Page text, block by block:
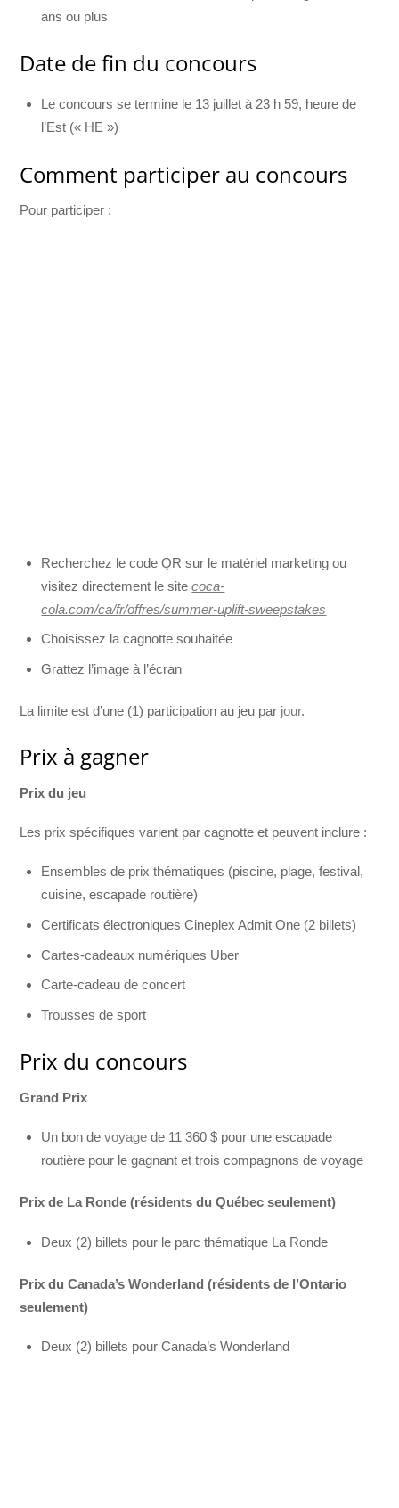
ans ou plus
Date de fin du concours
Le concours se termine le 13 juillet à 23 h 59, heure de
l’Est (« HE »)
Comment participer au concours
Pour participer :
Recherchez le code QR sur le matériel marketing ou
visitez directement le sitecoca-
cola.com/ca/fr/offres/summer-uplift-sweepstakes
Choisissez la cagnotte souhaitée
Grattez l’image à l’écran
La limite est d’une (1) participation au jeu par jour.
Prix à gagner
Prix du jeu
Les prix spécifiques varient par cagnotte et peuvent inclure :
Ensembles de prix thématiques (piscine, plage, festival,
cuisine, escapade routière)
Certificats électroniques Cineplex Admit One (2 billets)
Cartes-cadeaux numériques Uber
Carte-cadeau de concert
Trousses de sport
Prix du concours
Grand Prix
Un bon devoyage de 11 360 $ pour une escapade
routière pour le gagnant et trois compagnons de voyage
Prix de La Ronde (résidents du Québec seulement)
Deux (2) billets pour le parc thématique La Ronde
Prix du Canada’s Wonderland (résidents de l’Ontario
seulement)
Deux (2) billets pour Canada’s Wonderland